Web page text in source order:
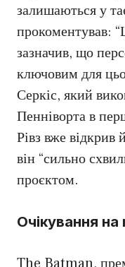
залишаються у
прокоментував:
зазначив, що
ключовим для
Серкіс, який
Пенніворта в
Рівз вже відкрив
він “сильно
проєктом.
Очікування